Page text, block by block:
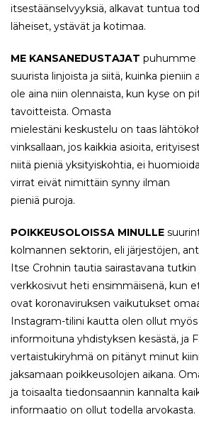
itsestäänselvyyksiä, alkavat tuntua
läheiset, ystävät ja kotimaa.
ME KANSANEDUSTAJAT puhumme
suurista linjoista ja siitä, kuinka
ole aina niin olennaista, kun kyse on
tavoitteista. Omasta
mielestäni keskustelu on taas
vinksallaan, jos kaikkia asioita,
niitä pieniä yksityiskohtia, ei
virrat eivät nimittäin synny ilman
pieniä puroja.
POIKKEUSOLOISSA MINULLE
kolmannen sektorin, eli järjestöjen,
Itse Crohnin tautia sairastavana
verkkosivut heti ensimmäisenä, kun
ovat koronaviruksen vaikutukset
Instagram-tilini kautta olen ollut
informoituna yhdistyksen kesästä, ja
vertaistukiryhmä on pitänyt minut
jaksamaan poikkeusolojen aikana.
ja toisaalta tiedonsaannin kannalta
informaatio on ollut todella arvokasta.